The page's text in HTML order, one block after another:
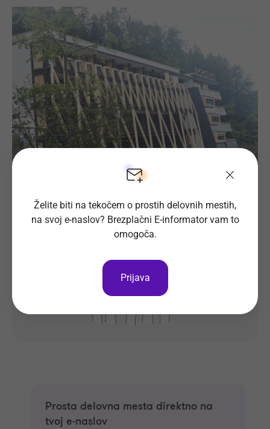
Prijava na delovno mesto
Prosta delovna mesta direktno na
tvoj e-naslov
Želite biti na tekočem o prostih delovnih mestih,
na svoj e-naslov? Brezplačni E-informator vam to
omogoča.
Prijava